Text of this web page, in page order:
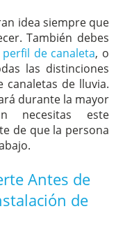
idea siempre que
También debes
perfil de canaleta, o
las distinciones
canaletas de lluvia.
durante la mayor
necesitas este
de que la persona
Antes de
de